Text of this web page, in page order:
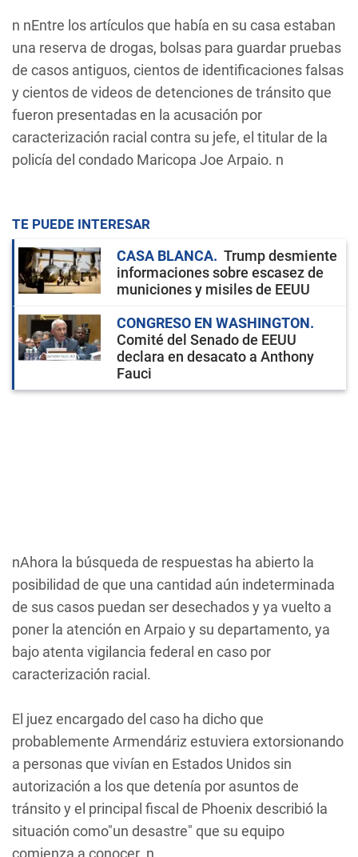
n nEntre los artículos que había en su casa estaban
una reserva de drogas, bolsas para guardar pruebas
de casos antiguos, cientos de identificaciones falsas
y cientos de videos de detenciones de tránsito que
fueron presentadas en la acusación por
caracterización racial contra su jefe, el titular de la
policía del condado Maricopa Joe Arpaio. n
TE PUEDE INTERESAR
CASA BLANCA
Trump desmiente
informaciones sobre escasez de
municiones y misiles de EEUU
CONGRESO EN WASHINGTON
Comité del Senado de EEUU
declara en desacato a Anthony
Fauci
nAhora la búsqueda de respuestas ha abierto la
posibilidad de que una cantidad aún indeterminada
de sus casos puedan ser desechados y ya vuelto a
poner la atención en Arpaio y su departamento, ya
bajo atenta vigilancia federal en caso por
caracterización racial.
El juez encargado del caso ha dicho que
probablemente Armendáriz estuviera extorsionando
a personas que vivían en Estados Unidos sin
autorización a los que detenía por asuntos de
tránsito y el principal fiscal de Phoenix describió la
situación como"un desastre" que su equipo
comienza a conocer. n